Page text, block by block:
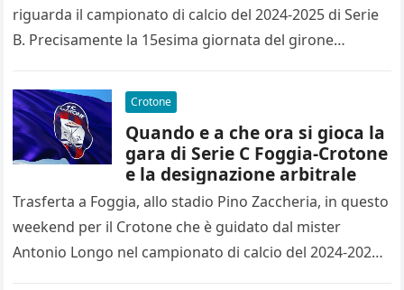
riguarda il campionato di calcio del 2024-2025 di Serie
B. Precisamente la 15esima giornata del girone…
Crotone
Quando e a che ora si gioca la
gara di Serie C Foggia-Crotone
e la designazione arbitrale
Trasferta a Foggia, allo stadio Pino Zaccheria, in questo
weekend per il Crotone che è guidato dal mister
Antonio Longo nel campionato di calcio del 2024-2025